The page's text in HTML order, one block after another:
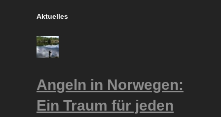
Aktuelles
Angeln in Norwegen:
Ein Traum für jeden